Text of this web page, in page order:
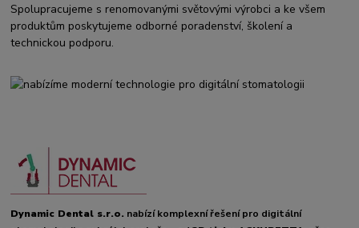
Spolupracujeme s renomovanými světovými výrobci a ke všem
produktům poskytujeme odborné poradenství, školení a
technickou podporu.
Dynamic Dental s.r.o. nabízí komplexní řešení pro digitální